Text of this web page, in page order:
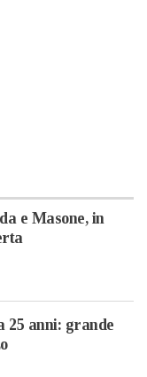
e Masone, in
25 anni: grande